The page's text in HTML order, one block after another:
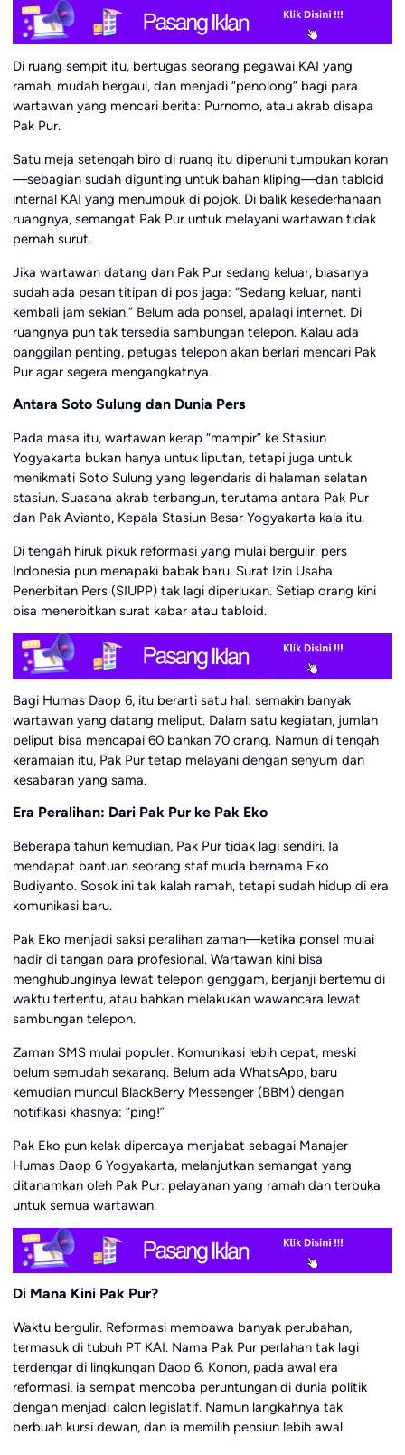
Di ruang sempit itu, bertugas seorang pegawai KAI yang
ramah, mudah bergaul, dan menjadi “penolong” bagi para
wartawan yang mencari berita: Purnomo, atau akrab disapa
Pak Pur.
Satu meja setengah biro di ruang itu dipenuhi tumpukan koran
—sebagian sudah digunting untuk bahan kliping—dan tabloid
internal KAI yang menumpuk di pojok. Di balik kesederhanaan
ruangnya, semangat Pak Pur untuk melayani wartawan tidak
pernah surut.
Jika wartawan datang dan Pak Pur sedang keluar, biasanya
sudah ada pesan titipan di pos jaga: “Sedang keluar, nanti
kembali jam sekian.” Belum ada ponsel, apalagi internet. Di
ruangnya pun tak tersedia sambungan telepon. Kalau ada
panggilan penting, petugas telepon akan berlari mencari Pak
Pur agar segera mengangkatnya.
Antara Soto Sulung dan Dunia Pers
Pada masa itu, wartawan kerap “mampir” ke Stasiun
Yogyakarta bukan hanya untuk liputan, tetapi juga untuk
menikmati Soto Sulung yang legendaris di halaman selatan
stasiun. Suasana akrab terbangun, terutama antara Pak Pur
dan Pak Avianto, Kepala Stasiun Besar Yogyakarta kala itu.
Di tengah hiruk pikuk reformasi yang mulai bergulir, pers
Indonesia pun menapaki babak baru. Surat Izin Usaha
Penerbitan Pers (SIUPP) tak lagi diperlukan. Setiap orang kini
bisa menerbitkan surat kabar atau tabloid.
Bagi Humas Daop 6, itu berarti satu hal: semakin banyak
wartawan yang datang meliput. Dalam satu kegiatan, jumlah
peliput bisa mencapai 60 bahkan 70 orang. Namun di tengah
keramaian itu, Pak Pur tetap melayani dengan senyum dan
kesabaran yang sama.
Era Peralihan: Dari Pak Pur ke Pak Eko
Beberapa tahun kemudian, Pak Pur tidak lagi sendiri. Ia
mendapat bantuan seorang staf muda bernama Eko
Budiyanto. Sosok ini tak kalah ramah, tetapi sudah hidup di era
komunikasi baru.
Pak Eko menjadi saksi peralihan zaman—ketika ponsel mulai
hadir di tangan para profesional. Wartawan kini bisa
menghubunginya lewat telepon genggam, berjanji bertemu di
waktu tertentu, atau bahkan melakukan wawancara lewat
sambungan telepon.
Zaman SMS mulai populer. Komunikasi lebih cepat, meski
belum semudah sekarang. Belum ada WhatsApp, baru
kemudian muncul BlackBerry Messenger (BBM) dengan
notifikasi khasnya: “ping!”
Pak Eko pun kelak dipercaya menjabat sebagai Manajer
Humas Daop 6 Yogyakarta, melanjutkan semangat yang
ditanamkan oleh Pak Pur: pelayanan yang ramah dan terbuka
untuk semua wartawan.
Di Mana Kini Pak Pur?
Waktu bergulir. Reformasi membawa banyak perubahan,
termasuk di tubuh PT KAI. Nama Pak Pur perlahan tak lagi
terdengar di lingkungan Daop 6. Konon, pada awal era
reformasi, ia sempat mencoba peruntungan di dunia politik
dengan menjadi calon legislatif. Namun langkahnya tak
berbuah kursi dewan, dan ia memilih pensiun lebih awal.